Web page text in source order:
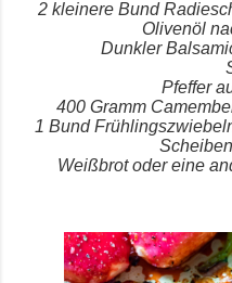
2 kleinere Bund
Olivenöl
Dunkler
Pfeffer
400 Gramm
1 Bund
Weißbrot oder eine